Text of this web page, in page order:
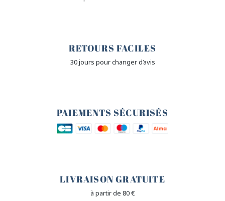
RETOURS FACILES
30 jours pour changer d’avis
PAIEMENTS SÉCURISÉS
LIVRAISON GRATUITE
à partir de 80 €